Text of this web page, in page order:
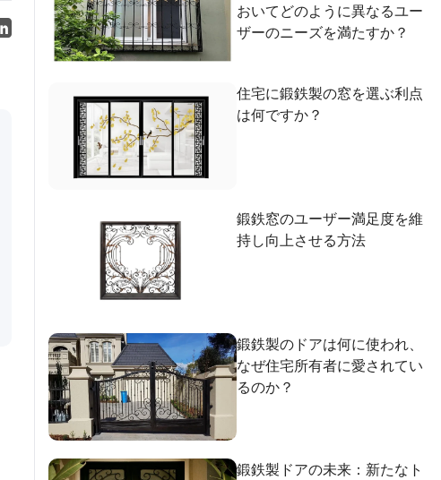
おいてどのように異なるユー
ザーのニーズを満たすか？
住宅に鍛鉄製の窓を選ぶ利点
は何ですか？
鍛鉄窓のユーザー満足度を維
持し向上させる方法
鍛鉄製のドアは何に使われ、
なぜ住宅所有者に愛されてい
るのか？
鍛鉄製ドアの未来：新たなト